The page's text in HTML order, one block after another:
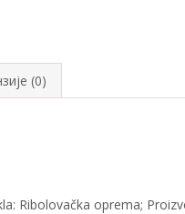
(0)
Ribolovačka oprema;